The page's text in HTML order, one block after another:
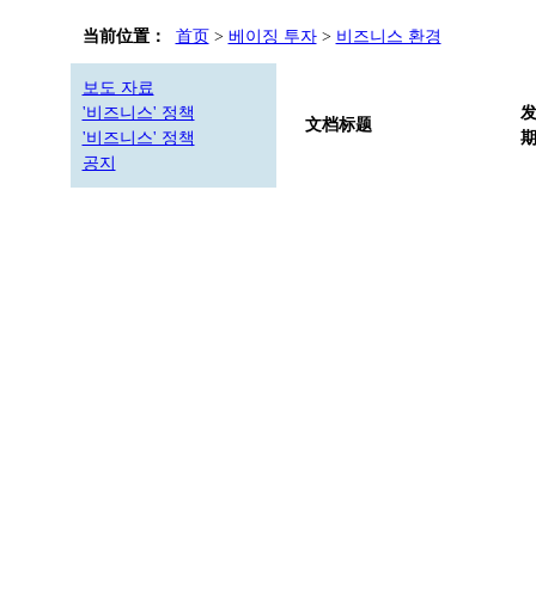
当前位置： 首页> 베이징 투자> 비즈니스 환경
보도 자료
'비즈니스' 정책
'비즈니스' 정책
공지
文档标题
期